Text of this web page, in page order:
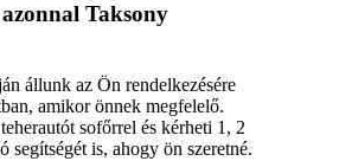
Taksony
állunk az Ön rendelkezésére
amikor önnek megfelelő.
sofőrrel és kérheti 1, 2
segítségét is, ahogy ön szeretné.